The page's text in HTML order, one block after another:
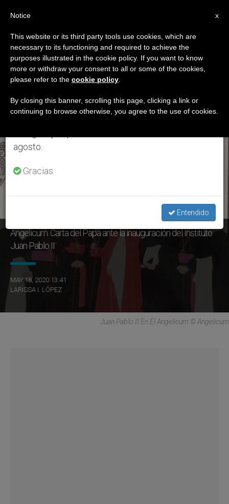
ETIQUETA
Posts Tagged ‘rector
Magnífico’
ÚLTIMAS NOTICIAS
Angelicum: Carta del Papa ante la inauguración del Instituto
Juan Pablo II
MAY 18, 2020 13:41
LARISSA I. LÓPEZ
Juan Pablo II En El Angelicum © Angelicum
×
Aviso importante
Del 27 de julio al 7 de agosto haremos la pausa
anual, aprovechando que en el periodo de verano
se generan menos informaciones y también el
agosto.
Gracias.
Entendido
x
Notice
This website or its third party tools use cookies, which are
necessary to its functioning and required to achieve the
purposes illustrated in the cookie policy. If you want to know
more or withdraw your consent to all or some of the cookies,
please refer to the cookie policy
By closing this banner, scrolling this page, clicking a link or
continuing to browse otherwise, you agree to the use of cookies.